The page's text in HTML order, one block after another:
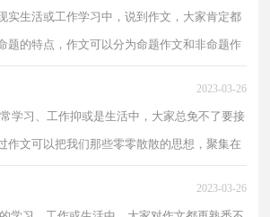
实生活或工作学习中，说到作文，大家肯定都
题的特点，作文可以分为命题作文和非命题作
2023-03-26
学习、工作抑或是生活中，大家总免不了要接
作文可以把我们那些零零散散的思想，聚集在
2023-03-26